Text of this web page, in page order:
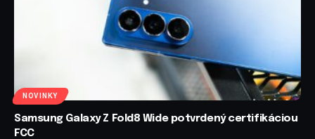
NOVINKY
Samsung Galaxy Z Fold8 Wide potvrdený certifikáciou
FCC